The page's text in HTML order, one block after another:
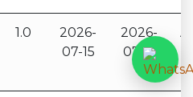
1.0
2026-
07-15
2026-
07-15